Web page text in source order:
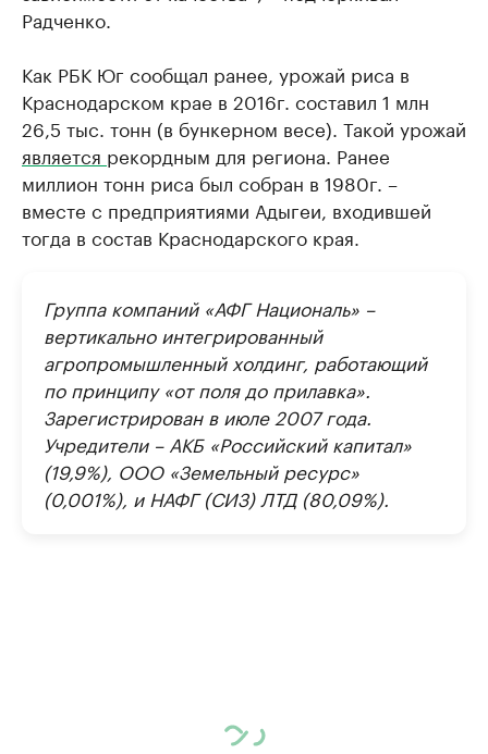
Радченко.
Как РБК Юг сообщал ранее, урожай риса в
Краснодарском крае в 2016г. составил 1 млн
26,5 тыс. тонн (в бункерном весе). Такой урожай
является рекордным для региона. Ранее
миллион тонн риса был собран в 1980г. –
вместе с предприятиями Адыгеи, входившей
тогда в состав Краснодарского края.
Группа компаний «АФГ Националь» –
вертикально интегрированный
агропромышленный холдинг, работающий
по принципу «от поля до прилавка».
Зарегистрирован в июле 2007 года.
Учредители – АКБ «Российский капитал»
(19,9%), ООО «Земельный ресурс»
(0,001%), и НАФГ (СИЗ) ЛТД (80,09%).